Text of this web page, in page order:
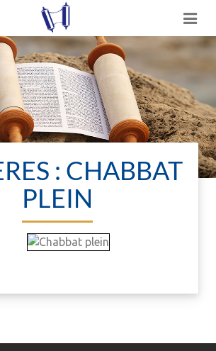
: CHABBAT
PLEIN